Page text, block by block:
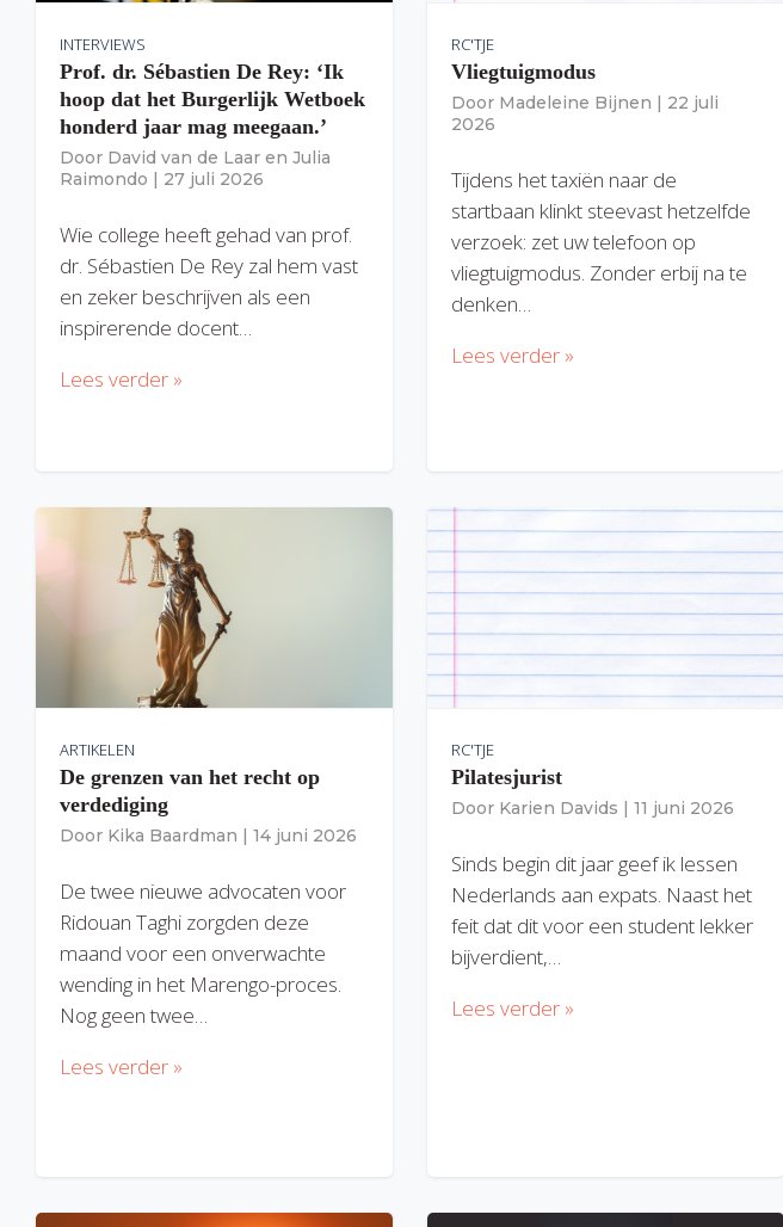
INTERVIEWS
Prof. dr. Sébastien De Rey: ‘Ik
hoop dat het Burgerlijk Wetboek
honderd jaar mag meegaan.’
Door David van de Laar en Julia
Raimondo | 27 juli 2026
Wie college heeft gehad van prof.
dr. Sébastien De Rey zal hem vast
en zeker beschrijven als een
inspirerende docent…
Lees verder »
RC'TJE
Vliegtuigmodus
Door Madeleine Bijnen | 22 juli
2026
Tijdens het taxiën naar de
startbaan klinkt steevast hetzelfde
verzoek: zet uw telefoon op
vliegtuigmodus. Zonder erbij na te
denken…
Lees verder »
ARTIKELEN
De grenzen van het recht op
verdediging
Door Kika Baardman | 14 juni 2026
De twee nieuwe advocaten voor
Ridouan Taghi zorgden deze
maand voor een onverwachte
wending in het Marengo-proces.
Nog geen twee…
Lees verder »
RC'TJE
Pilatesjurist
Door Karien Davids | 11 juni 2026
Sinds begin dit jaar geef ik lessen
Nederlands aan expats. Naast het
feit dat dit voor een student lekker
bijverdient,…
Lees verder »